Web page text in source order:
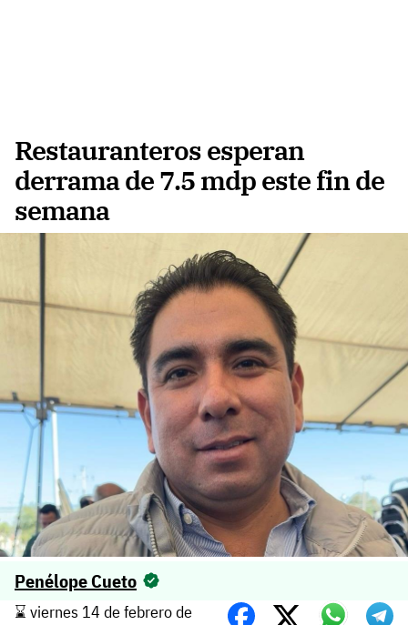
Restauranteros esperan
derrama de 7.5 mdp este fin de
semana
Penélope Cueto
⌛️ viernes 14 de febrero de